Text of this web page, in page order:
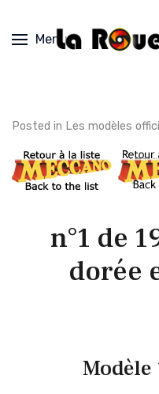
Menu
Posted in Les modèles
n°1 de
dorée
Modèle